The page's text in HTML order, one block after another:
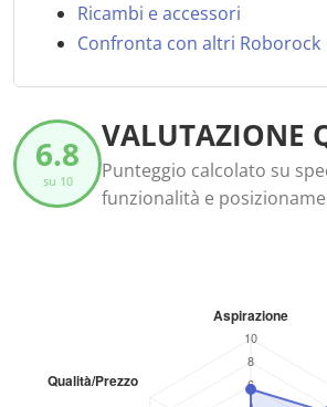
Ricambi e accessori
Confronta con altri Roborock
6.8
su 10
VALUTAZIONE
Punteggio calcolato su
funzionalità e